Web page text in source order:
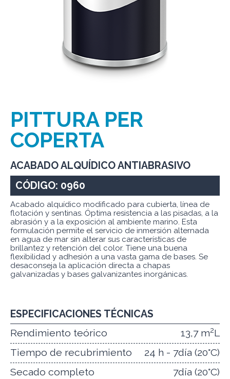
PITTURA PER
COPERTA
ACABADO ALQUÍDICO ANTIABRASIVO
CÓDIGO: 0960
Acabado alquídico modificado para cubierta, línea de
flotación y sentinas. Óptima resistencia a las pisadas, a la
abrasión y a la exposición al ambiente marino. Esta
formulación permite el servicio de inmersión alternada
en agua de mar sin alterar sus características de
brillantez y retención del color. Tiene una buena
flexibilidad y adhesión a una vasta gama de bases. Se
desaconseja la aplicación directa a chapas
galvanizadas y bases galvanizantes inorgánicas.
ESPECIFICACIONES TÉCNICAS
Rendimiento teórico
13,7 m2L
Tiempo de recubrimiento
24 h - 7día (20°C)
Secado completo
7día (20°C)